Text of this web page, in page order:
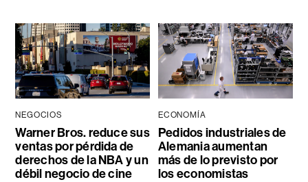
NEGOCIOS
Warner Bros. reduce sus
ventas por pérdida de
derechos de la NBA y un
débil negocio de cine
ECONOMÍA
Pedidos industriales de
Alemania aumentan
más de lo previsto por
los economistas